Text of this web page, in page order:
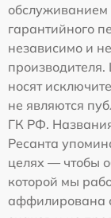
обслуживанием
гарантийного
независимо и
носят
не являются
ГК РФ.
Ресанта
целях — чтобы
которой мы
аффилирована